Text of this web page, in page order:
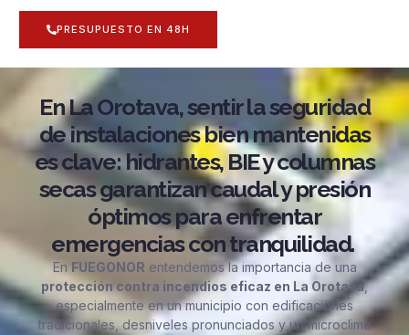
PRESUPUESTO EN 48H
En La Orotava, sentir la seguridad
de instalaciones bien mantenidas
es clave: hidrantes, BIE y columnas
secas garantizan caudal y presión
óptimos para enfrentar
emergencias con tranquilidad.
EnFUEGONOR entendemos la importancia de una
protección contra incendios eficaz en La Orotava,
especialmente en un municipio con edificaciones
tradicionales, desniveles pronunciados y un microclima